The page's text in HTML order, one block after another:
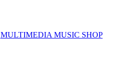
MULTIMEDIA MUSIC SHOP